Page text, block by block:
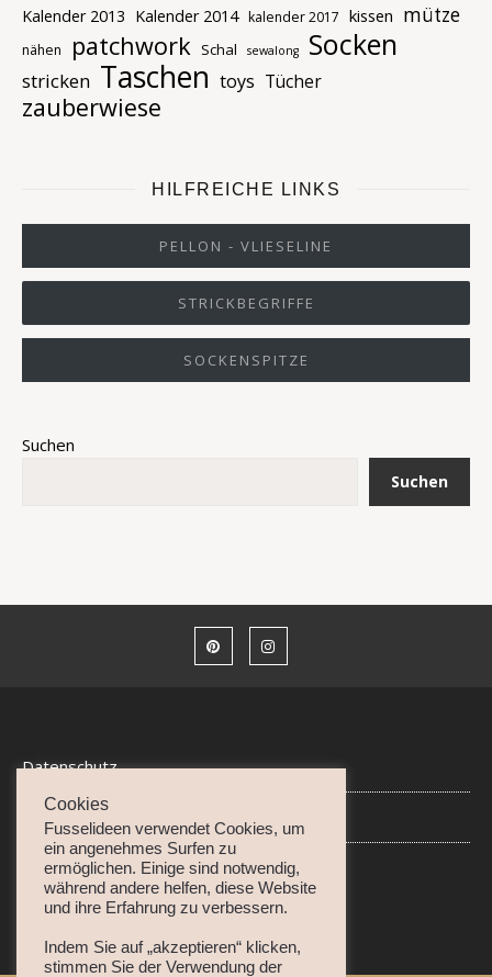
Kalender 2013 Kalender 2014 kalender 2017 kissen mütze
nähen patchwork Schal sewalong Socken
stricken Taschen toys Tücher
zauberwiese
HILFREICHE LINKS
PELLON - VLIESELINE
STRICKBEGRIFFE
SOCKENSPITZE
Suchen
Suchen
Datenschutz
Disclaimer • Impressum
Cookies
Fusselideen verwendet Cookies, um
ein angenehmes Surfen zu
ermöglichen. Einige sind notwendig,
während andere helfen, diese Website
und ihre Erfahrung zu verbessern.
Indem Sie auf „akzeptieren“ klicken,
stimmen Sie der Verwendung der